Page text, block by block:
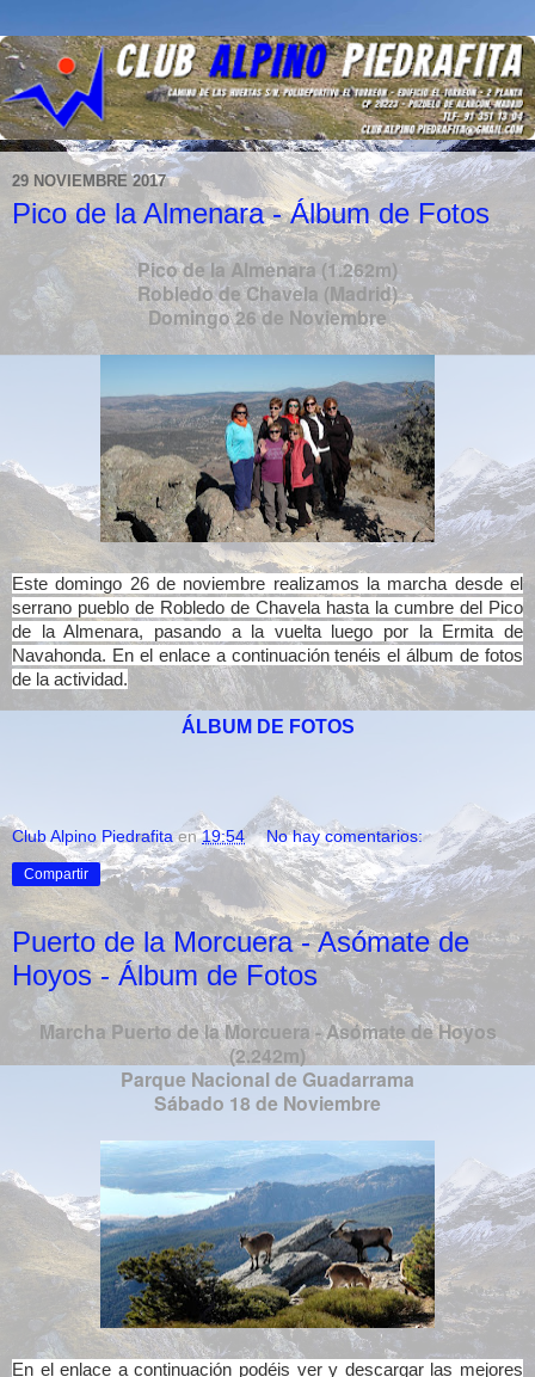
29 NOVIEMBRE 2017
Pico de la Almenara - Álbum de Fotos
Pico de la Almenara (1.262m)
Robledo de Chavela (Madrid)
Domingo 26 de Noviembre
Este domingo 26 de noviembre realizamos la marcha desde el
serrano pueblo de Robledo de Chavela hasta la cumbre del Pico
de la Almenara, pasando a la vuelta luego por la Ermita de
Navahonda. En el enlace a continuación tenéis el álbum de fotos
de la actividad.
ÁLBUM DE FOTOS
Club Alpino Piedrafita en19:54 No hay comentarios:
Compartir
Puerto de la Morcuera - Asómate de
Hoyos - Álbum de Fotos
Marcha Puerto de la Morcuera - Asómate de Hoyos
(2.242m)
Parque Nacional de Guadarrama
Sábado 18 de Noviembre
En el enlace a continuación podéis ver y descargar las mejores